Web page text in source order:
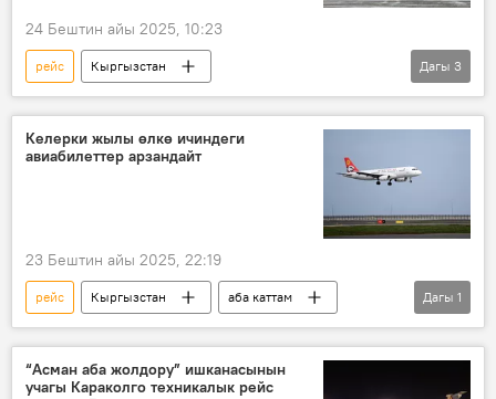
24 Бештин айы 2025, 10:23
рейс
Кыргызстан
"Манас" эл аралык аэропорту
туман
Дагы 3
Келерки жылы өлкө ичиндеги
авиабилеттер арзандайт
23 Бештин айы 2025, 22:19
рейс Кыргызстан
аба каттам
Садыр Жапаров
Дагы 1
“Асман аба жолдору” ишканасынын
учагы Караколго техникалык рейс